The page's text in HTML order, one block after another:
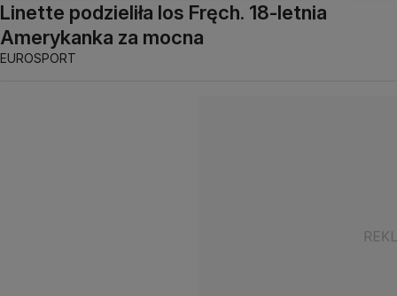
Linette podzieliła los Fręch. 18-letnia
Amerykanka za mocna
EUROSPORT